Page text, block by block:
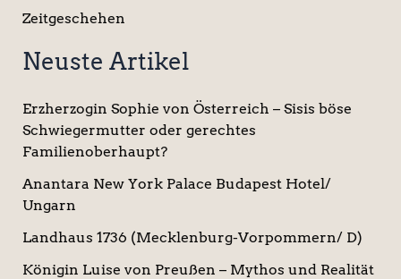
Zeitgeschehen
Neuste Artikel
Erzherzogin Sophie von Österreich – Sisis böse
Schwiegermutter oder gerechtes
Familienoberhaupt?
Anantara New York Palace Budapest Hotel/
Ungarn
Landhaus 1736 (Mecklenburg-Vorpommern/ D)
Königin Luise von Preußen – Mythos und Realität